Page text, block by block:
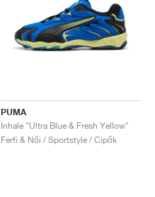
PUMA
Inhale "Ultra Blue & Fresh Yellow"
Férfi & Női / Sportstyle / Cipők